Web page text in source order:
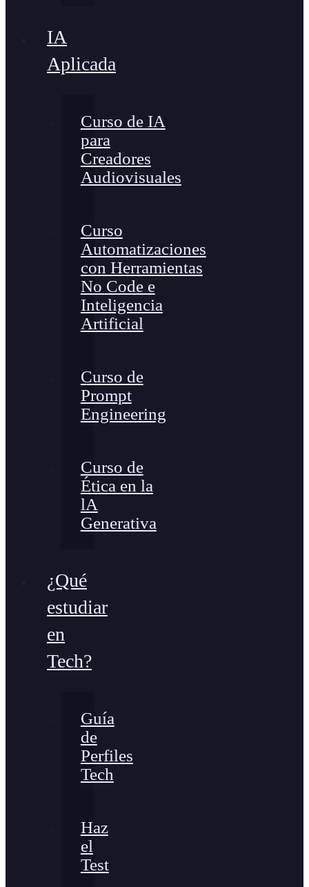
IA
Aplicada
Curso de IA
para
Creadores
Audiovisuales
Curso
Automatizaciones
con Herramientas
No Code e
Inteligencia
Artificial
Curso de
Prompt
Engineering
Curso de
Ética en la
lA
Generativa
¿Qué
estudiar
en
Tech?
Guía
de
Perfiles
Tech
Haz
el
Test